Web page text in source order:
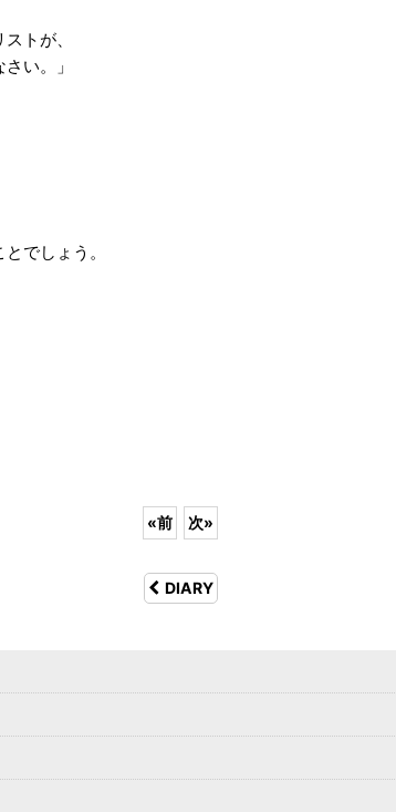
トが、
い。」
でしょう。
«前 次»
DIARY